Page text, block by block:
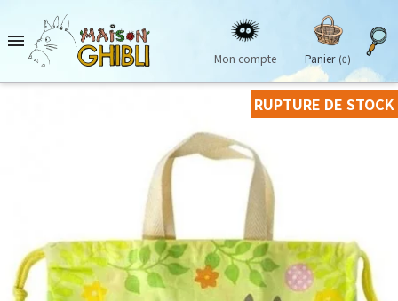

Mon compte Panier (0)
RUPTURE DE STOCK